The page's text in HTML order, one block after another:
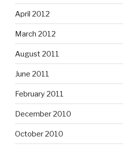
April 2012
March 2012
August 2011
June 2011
February 2011
December 2010
October 2010